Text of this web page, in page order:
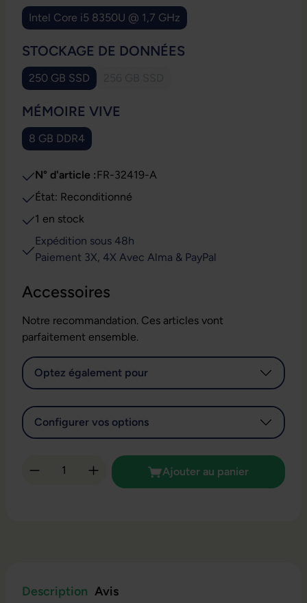
Intel Core i5 8350U @ 1,7 GHz
SÉLECTIONNEZ
STOCKAGE DE DONNÉES
250 GB SSD
SÉLECTIONNEZ
MÉMOIRE VIVE
8 GB DDR4
N° d'article :FR-32419-A
État: Reconditionné
1 en stock
Expédition sous 48h
Paiement 3X, 4X Avec Alma & PayPal
Accessoires
Notre recommandation. Ces articles vont
parfaitement ensemble.
Optez également pour
Configurer vos options
Quantité de produit : Entrez la quantité
Ajouter au panier
Description Avis